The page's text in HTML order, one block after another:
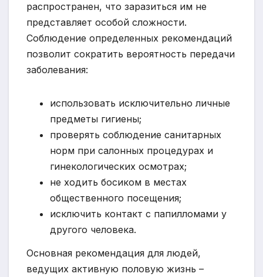
распространен, что заразиться им не
представляет особой сложности.
Соблюдение определенных рекомендаций
позволит сократить вероятность передачи
заболевания:
использовать исключительно личные
предметы гигиены;
проверять соблюдение санитарных
норм при салонных процедурах и
гинекологических осмотрах;
не ходить босиком в местах
общественного посещения;
исключить контакт с папилломами у
другого человека.
Основная рекомендация для людей,
ведущих активную половую жизнь –